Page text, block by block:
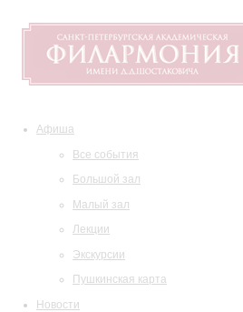
Афиша
Все события
Большой зал
Малый зал
Лекции
Экскурсии
Пушкинская карта
Новости